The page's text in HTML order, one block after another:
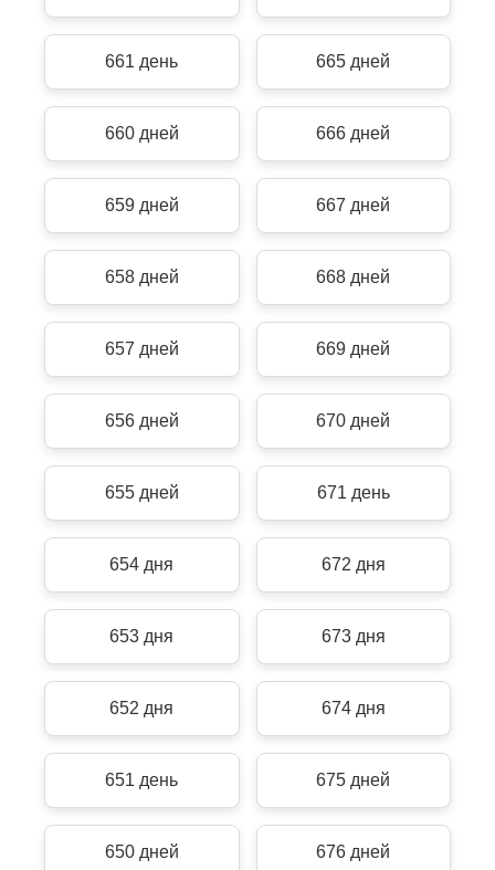
661 день 665 дней
660 дней 666 дней
659 дней 667 дней
658 дней 668 дней
657 дней 669 дней
656 дней 670 дней
655 дней 671 день
654 дня 672 дня
653 дня 673 дня
652 дня 674 дня
651 день 675 дней
650 дней 676 дней